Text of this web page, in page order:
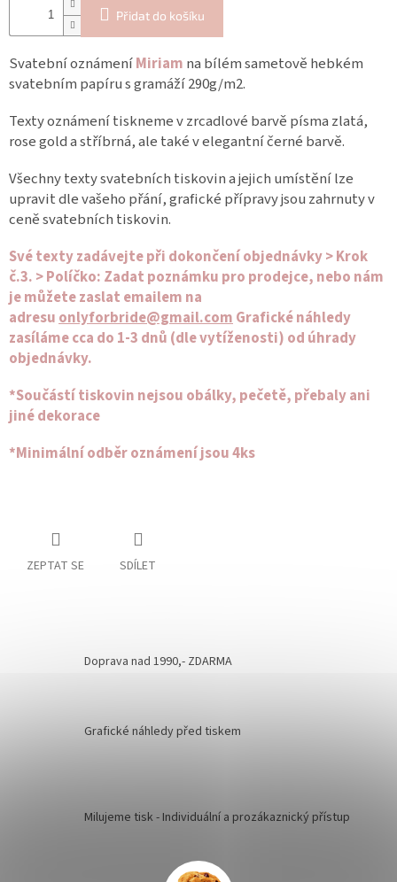
Přidat do košíku
Svatební oznámeníMiriam na bílém sametově hebkém
svatebním papíru s gramáží 290g/m2.
Texty oznámení tiskneme v zrcadlové barvě písma zlatá,
rose gold a stříbrná, ale také v elegantní černé barvě.
Všechny texty svatebních tiskovin a jejich umístění lze
upravit dle vašeho přání, grafické přípravy jsou zahrnuty v
ceně svatebních tiskovin.
Své texty zadávejte při dokončení objednávky > Krok
č.3. > Políčko: Zadat poznámku pro prodejce, nebo nám
je můžete zaslat emailem na
adresuonlyforbride@gmail.comGrafické náhledy
zasíláme cca do 1-3 dnů (dle vytíženosti) od úhrady
objednávky.
*Součástí tiskovin nejsou obálky, pečetě, přebaly ani
jiné dekorace
*Minimální odběr oznámení jsou 4ks
ZEPTAT SE SDÍLET
Doprava nad 1990,- ZDARMA
Grafické náhledy před tiskem
Milujeme tisk - Individuální a prozákaznický přístup